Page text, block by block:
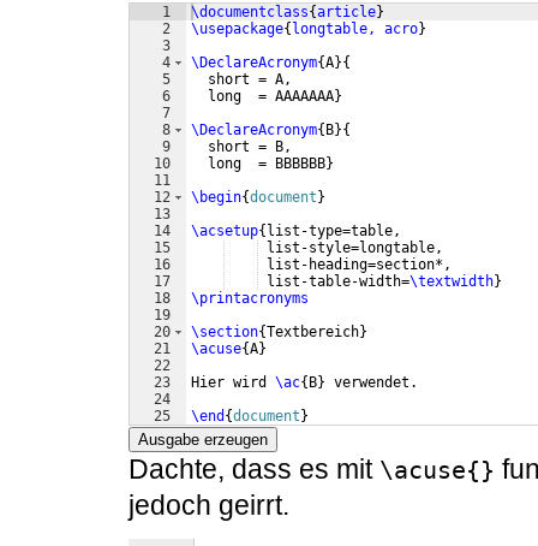
1
2
3
4
5
6
7
8
9
10
11
12
13
14
15
16
17
18
19
20
21
22
23
24
25
\documentclass{article}
\usepackage{ longtable, acro}
\DeclareAcronym{A}{
  short = A,
  long  = AAAAAAA
}
\DeclareAcronym{ B}{
  short = B,
  long  = BBBBBB
}
\begin{document }
\acsetup{ list-type=table,
list-style=longtable,
list-heading=section*,
list-table-width=\textwidth}
\printacronyms
\section{Textbereich}
\acuse{A}
Hier wird \ac{ B} verwendet.
\end {document }
Ausgabe erzeugen
Dachte, dass es mit \acuse{}
jedoch geirrt.